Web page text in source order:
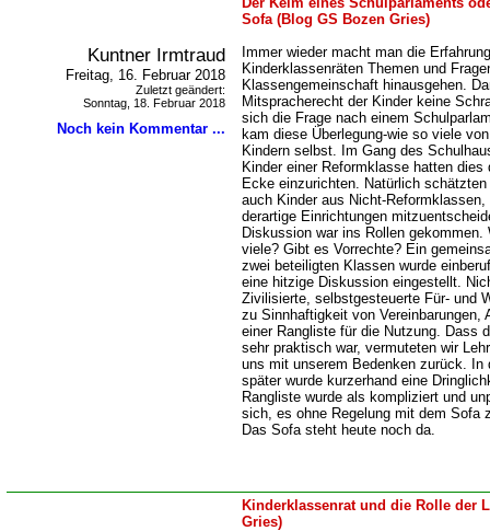
Sofa (Blog GS Bozen Gries)
Kuntner Irmtraud
Freitag, 16. Februar 2018
Zuletzt geändert:
Sonntag, 18. Februar 2018
Noch kein Kommentar ...
Immer wieder macht man die
Kinderklassenräten Themen und
Klassengemeinschaft hinausgehen.
Mitspracherecht der Kinder keine
sich die Frage nach einem
kam diese Überlegung-wie so viele
Kindern selbst. Im Gang des
Kinder einer Reformklasse hatten
Ecke einzurichten. Natürlich
auch Kinder aus Nicht-
derartige Einrichtungen
Diskussion war ins Rollen
viele? Gibt es Vorrechte? Ein
zwei beteiligten Klassen wurde
eine hitzige Diskussion eingestellt.
Zivilisierte, selbstgesteuerte Für- und
zu Sinnhaftigkeit von Vereinbarungen,
einer Rangliste für die Nutzung. Dass
sehr praktisch war, vermuteten wir
uns mit unserem Bedenken zurück. In
später wurde kurzerhand eine
Rangliste wurde als kompliziert und
sich, es ohne Regelung mit dem Sofa
Das Sofa steht heute noch da.
Kinderklassenrat und die Rolle der
Gries)